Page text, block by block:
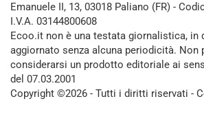
Emanuele II, 13, 03018 Paliano (FR) -
I.V.A. 03144800608
Ecoo.it non è una testata giornalistica, in
aggiornato senza alcuna periodicità. Non
considerarsi un prodotto editoriale ai
del 07.03.2001
Copyright ©2026 - Tutti i diritti riservati -